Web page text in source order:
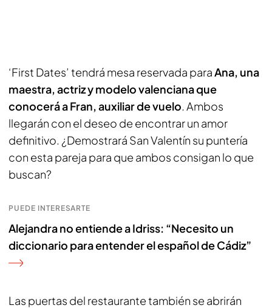
‘First Dates’ tendrá mesa reservada paraAna, una
maestra, actriz y modelo valenciana que
conocerá a Fran, auxiliar de vuelo. Ambos
llegarán con el deseo de encontrar un amor
definitivo. ¿Demostrará San Valentín su puntería
con esta pareja para que ambos consigan lo que
buscan?
PUEDE INTERESARTE
Alejandra no entiende a Idriss: “Necesito un
diccionario para entender el español de Cádiz”
Las puertas del restaurante también se abrirán